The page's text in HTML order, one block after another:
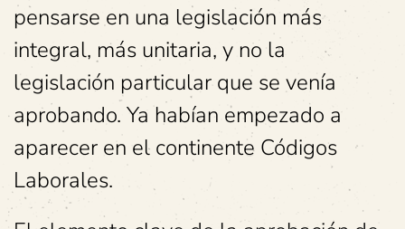
pensarse en una legislación más
integral, más unitaria, y no la
legislación particular que se venía
aprobando. Ya habían empezado a
aparecer en el continente Códigos
Laborales.